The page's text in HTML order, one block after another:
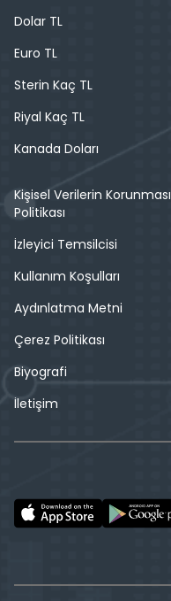
Dolar TL
Euro TL
Sterin Kaç TL
Riyal Kaç TL
Kanada Doları
Kişisel Verilerin Korunması
Politikası
İzleyici Temsilcisi
Kullanım Koşulları
Aydınlatma Metni
Çerez Politikası
Biyografi
İletişim